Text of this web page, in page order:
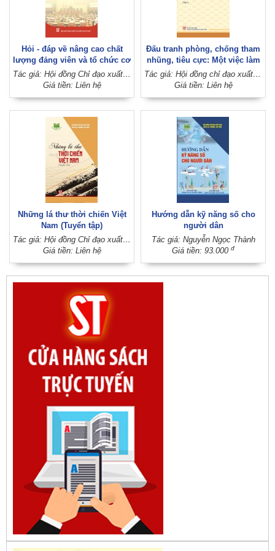
Hỏi - đáp về nâng cao chất
lượng đảng viên và tổ chức cơ
sở đảng
Tác giả: Hội đồng Chỉ đạo xuất bản sách xã, phường, thị trấn
Giá tiền: Liên hệ
Đấu tranh phòng, chống tham
nhũng, tiêu cực: Một việc làm
cần thiết, tất yếu; một xu thế
không thể đảo ngược (tập 1)
Tác giả: Hội đồng chỉ đạo xuất bản sách xã, phường, thị trấn
Giá tiền: Liên hệ
Những lá thư thời chiến Việt
Nam (Tuyển tập)
Tác giả: Hội đồng Chỉ đạo xuất bản sách xã, phường, thị trấn; Đặng Vương Hưng (Sưu tầm, biên soạn và giới thiệu)
Giá tiền: Liên hệ
Hướng dẫn kỹ năng số cho
người dân
Tác giả: Nguyễn Ngọc Thành
Giá tiền: 93.000 đ